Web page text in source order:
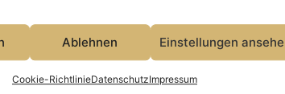
Ablehnen Einstellungen
Cookie-RichtlinieDatenschutzImpressum